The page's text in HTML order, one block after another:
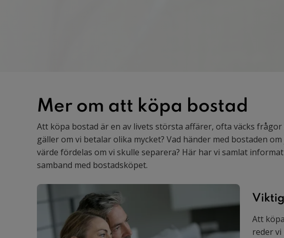
Mer om att köpa bostad
Att köpa bostad är en av livets största affärer, ofta väcks
gäller om vi betalar olika mycket? Vad händer med bostaden
värde fördelas om vi skulle separera? Här har vi samlat
samband med bostadsköpet.
Att
reder